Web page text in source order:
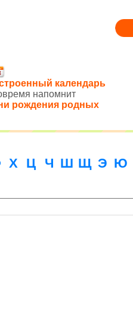
календарь
напомнит
рождения родных
Х Ц Ч Ш Щ Э Ю